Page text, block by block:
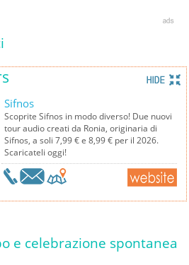
Sifnos
Scoprite Sifnos in modo diverso! Due nuovi
tour audio creati da Ronia, originaria di
Sifnos, a soli 7,99 € e 8,99 € per il 2026.
Scaricateli oggi!
e celebrazione spontanea